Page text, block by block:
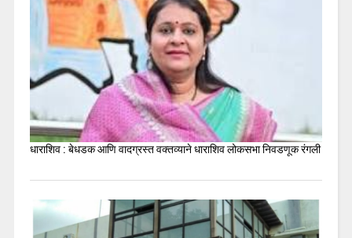
धाराशिव : बेधडक आणि वादग्रस्त वक्तव्याने धाराशिव लोकसभा निवडणूक रंगली